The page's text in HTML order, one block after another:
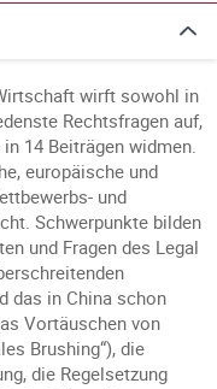
wirft sowohl in
Rechtsfragen auf,
14 Beiträgen widmen.
europäische und
und
Schwerpunkte bilden
und Fragen des Legal
das in China schon
Vortäuschen von
Brushing“), die
die Regelsetzung